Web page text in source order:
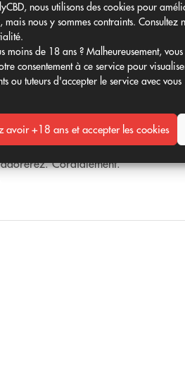
nous utilisons des cookies pour
mais nous y sommes contraints. Consultez
moins de 18 ans ? Malheureusement,
consentement à ce service pour
ou tuteurs d'accepter le service avec vous
avoir +18 ans et accepter les cookies
dans la section de
adorerez. Cordialement.